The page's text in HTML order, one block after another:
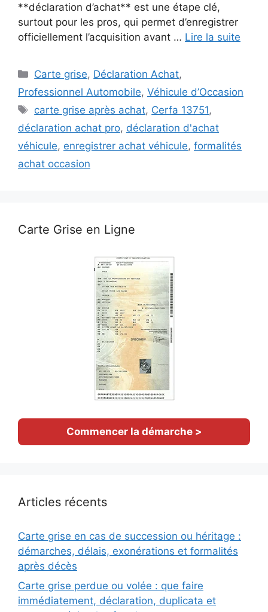
**déclaration d’achat** est une étape clé,
surtout pour les pros, qui permet d’enregistrer
officiellement l’acquisition avant … Lire la suite
Catégories
Carte grise, Déclaration Achat,
Professionnel Automobile, Véhicule d’Occasion
Étiquettes
carte grise après achat, Cerfa 13751,
déclaration achat pro, déclaration d'achat
véhicule, enregistrer achat véhicule, formalités
achat occasion
Carte Grise en Ligne
Commencer la démarche >
Articles récents
Carte grise en cas de succession ou héritage :
démarches, délais, exonérations et formalités
après décès
Carte grise perdue ou volée : que faire
immédiatement, déclaration, duplicata et